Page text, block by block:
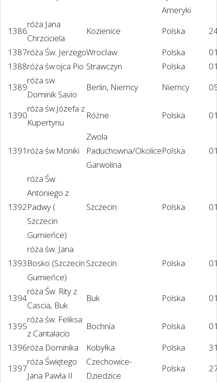
Ameryki
1386
róża Jana
Chrzciciela
Kozienice Polska
1387róża Św. JerzegoWrocław Polska
1388róża św.ojca Pio Strawczyn Polska
1389
róża sw.
Dominik Savio
Berlin, Niemcy Niemcy
1390
róża św.Józefa z
Kupertynu
Różne Polska
1391 róża św.Moniki
Zwola
Paduchowna/Okolice
Garwolina
Polska
1392
róża Św.
Antoniego z
Padwy (
Szczecin
Gumieńce)
Szczecin Polska
1393
róża św. Jana
Bosko (Szczecin
Gumieńce)
Szczecin Polska
1394
róża Św. Rity z
Cascia, Buk
Buk Polska
1395
róża św. Feliksa
z Cantalacio
Bochnia Polska
1396róża Dominika Kobyłka Polska
1397
róża Świętego
Jana Pawła II
Czechowice-
Dziedzice
Polska